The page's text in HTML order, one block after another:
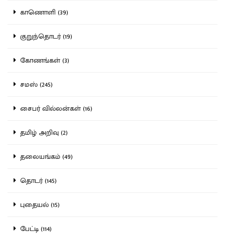
காணொளி (39)
குறுந்தொடர் (19)
கோணங்கள் (3)
சமஸ் (245)
சைபர் வில்லன்கள் (16)
தமிழ் அறிவு (2)
தலையங்கம் (49)
தொடர் (145)
புதையல் (15)
பேட்டி (114)